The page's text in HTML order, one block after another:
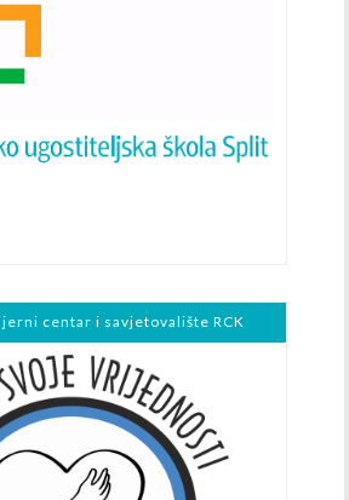
centar i savjetovalište RCK